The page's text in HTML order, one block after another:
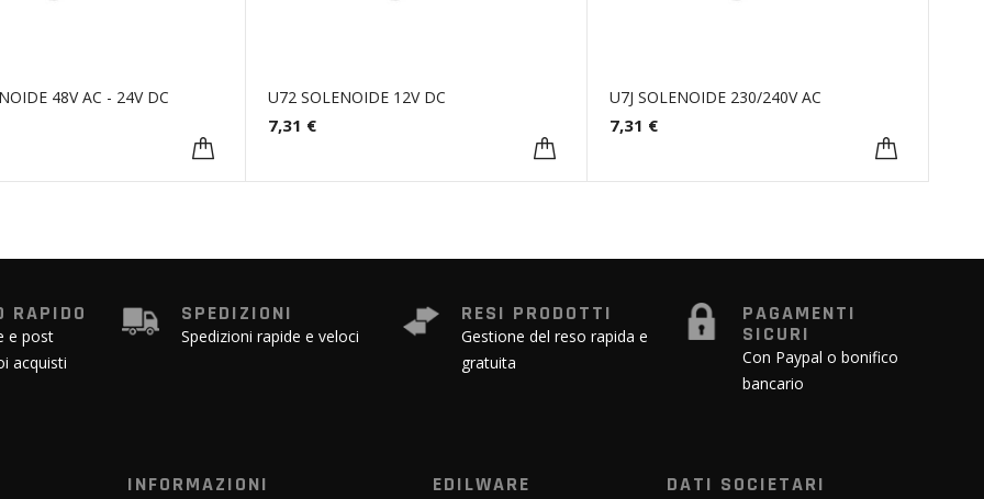
48V AC - 24V DC U72 SOLENOIDE 12V DC
7,31 €
U7J SOLENOIDE 230/240V AC
7,31 €
RAPIDO
e post
acquisti
SPEDIZIONI
Spedizioni rapide e veloci
RESI PRODOTTI
Gestione del reso rapida e
gratuita
PAGAMENTI
SICURI
Con Paypal o bonifico
bancario
INFORMAZIONI EDILWARE DATI SOCIETARI